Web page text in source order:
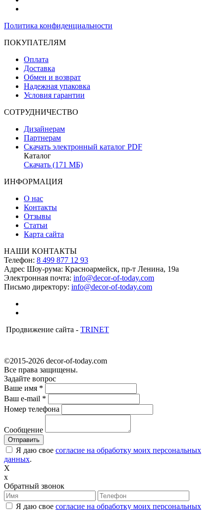
Политика конфиденциальности
ПОКУПАТЕЛЯМ
Оплата
Доставка
Обмен и возврат
Надежная упаковка
Условия гарантии
СОТРУДНИЧЕСТВО
Дизайнерам
Партнерам
Скачать электронный каталог PDF
Каталог
Скачать (171 МБ)
ИНФОРМАЦИЯ
О нас
Контакты
Отзывы
Статьи
Карта сайта
НАШИ КОНТАКТЫ
Телефон: 8 499 877 12 93
Адрес Шоу-рума: Красноармейск, пр-т Ленина, 19а
Электронная почта: info@decor-of-today.com
Письмо директору: info@decor-of-today.com
Продвижение сайта - TRINET
©2015-2026 decor-of-today.com
Все права защищены.
Задайте вопрос
Ваше имя *
Ваш e-mail *
Номер телефона
Сообщение
Я даю свое согласие на обработку моих персональных
данных.
X
x
Обратный звонок
Я даю свое согласие на обработку моих персональных